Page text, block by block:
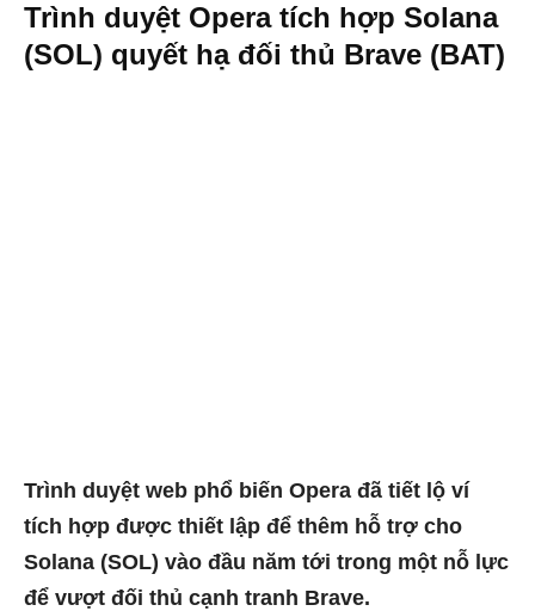
Trình duyệt Opera tích hợp Solana
(SOL) quyết hạ đối thủ Brave (BAT)
Trình duyệt web phổ biến Opera đã tiết lộ ví
tích hợp được thiết lập để thêm hỗ trợ cho
Solana (SOL) vào đầu năm tới trong một nỗ lực
để vượt đối thủ cạnh tranh Brave.